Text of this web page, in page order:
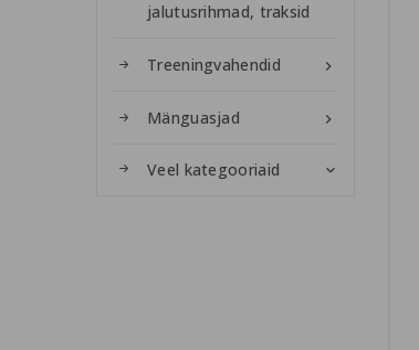
jalutusrihmad, traksid

Treeningvahendid

Mänguasjad
Veel kategooriaid 